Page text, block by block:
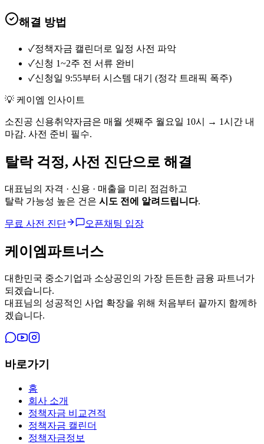
해결 방법
✓정책자금 캘린더로 일정 사전 파악
✓신청 1~2주 전 서류 완비
✓신청일 9:55부터 시스템 대기 (정각 트래픽 폭주)
💡 케이엠 인사이트
소진공 신용취약자금은 매월 셋째주 월요일 10시 → 1시간 내
마감. 사전 준비 필수.
탈락 걱정, 사전 진단으로 해결
대표님의 자격 · 신용 · 매출을 미리 점검하고
탈락 가능성 높은 건은 시도 전에 알려드립니다.
무료 사전 진단 오픈채팅 입장
케이엠파트너스
대한민국 중소기업과 소상공인의 가장 든든한 금융 파트너가
되겠습니다.
대표님의 성공적인 사업 확장을 위해 처음부터 끝까지 함께하
겠습니다.
바로가기
홈
회사 소개
정책자금 비교견적
정책자금 캘린더
정책자금정보